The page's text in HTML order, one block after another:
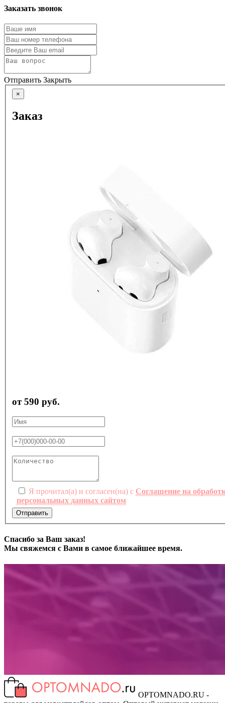
Заказать звонок
Отправить Закрыть
×
Заказ
от 590 руб.
Я прочитал(а) и согласен(на) с Соглашение на
персональных данных сайтом
Отправить
Спасибо за Ваш заказ!
Мы свяжемся с Вами в самое ближайшее время.
OPTOMNADO.RU -